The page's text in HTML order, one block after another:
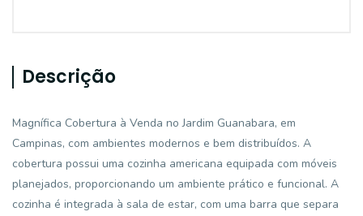
Descrição
Magnífica Cobertura à Venda no Jardim Guanabara, em
Campinas, com ambientes modernos e bem distribuídos. A
cobertura possui uma cozinha americana equipada com móveis
planejados, proporcionando um ambiente prático e funcional. A
cozinha é integrada à sala de estar, com uma barra que separa